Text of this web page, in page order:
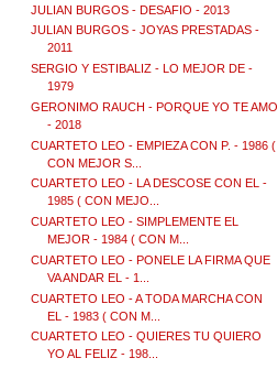
JULIAN BURGOS - DESAFIO - 2013
JULIAN BURGOS - JOYAS PRESTADAS -
2011
SERGIO Y ESTIBALIZ - LO MEJOR DE -
1979
GERONIMO RAUCH - PORQUE YO TE AMO
- 2018
CUARTETO LEO - EMPIEZA CON P. - 1986 (
CON MEJOR S...
CUARTETO LEO - LA DESCOSE CON EL -
1985 ( CON MEJO...
CUARTETO LEO - SIMPLEMENTE EL
MEJOR - 1984 ( CON M...
CUARTETO LEO - PONELE LA FIRMA QUE
VA ANDAR EL - 1...
CUARTETO LEO - A TODA MARCHA CON
EL - 1983 ( CON M...
CUARTETO LEO - QUIERES TU QUIERO
YO AL FELIZ - 198...